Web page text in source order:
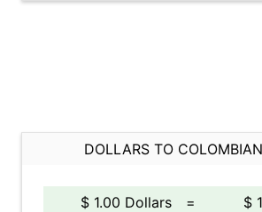
DOLLARS TO
$ 1.00 Dollars =
$